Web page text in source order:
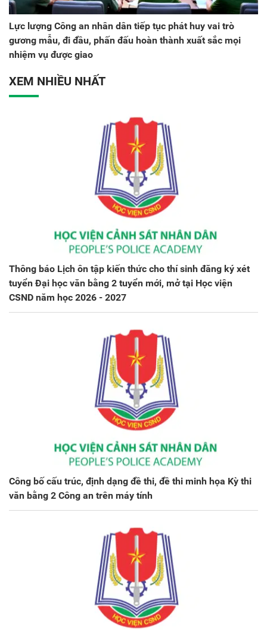
Lực lượng Công an nhân dân tiếp tục phát huy vai trò
gương mẫu, đi đầu, phấn đấu hoàn thành xuất sắc mọi
nhiệm vụ được giao
XEM NHIỀU NHẤT
Thông báo Lịch ôn tập kiến thức cho thí sinh đăng ký xét
tuyển Đại học văn bằng 2 tuyển mới, mở tại Học viện
CSND năm học 2026 - 2027
Công bố cấu trúc, định dạng đề thi, đề thi minh họa Kỳ thi
văn bằng 2 Công an trên máy tính